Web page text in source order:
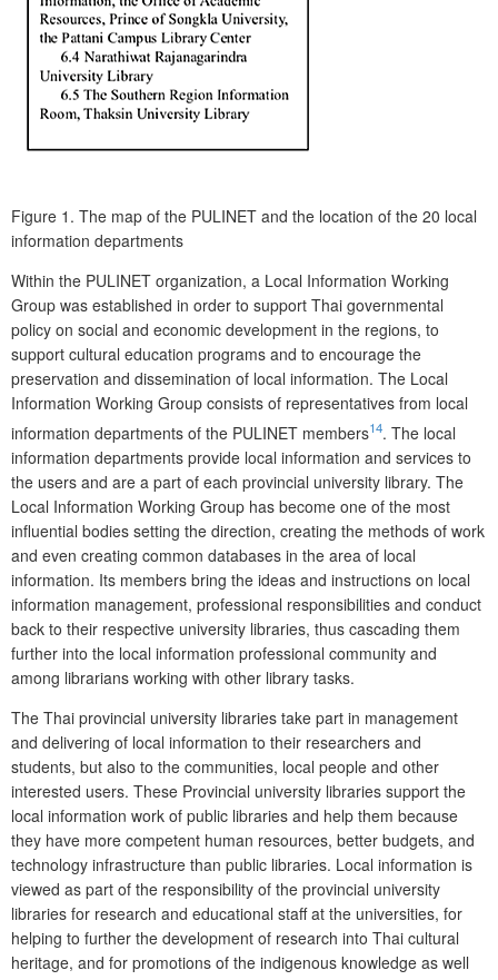
Figure 1. The map of the PULINET and the location of the 20 local
information departments
Within the PULINET organization, a Local Information Working
Group was established in order to support Thai governmental
policy on social and economic development in the regions, to
support cultural education programs and to encourage the
preservation and dissemination of local information. The Local
Information Working Group consists of representatives from local
information departments of the PULINET members14. The local
information departments provide local information and services to
the users and are a part of each provincial university library. The
Local Information Working Group has become one of the most
influential bodies setting the direction, creating the methods of work
and even creating common databases in the area of local
information. Its members bring the ideas and instructions on local
information management, professional responsibilities and conduct
back to their respective university libraries, thus cascading them
further into the local information professional community and
among librarians working with other library tasks.
The Thai provincial university libraries take part in management
and delivering of local information to their researchers and
students, but also to the communities, local people and other
interested users. These Provincial university libraries support the
local information work of public libraries and help them because
they have more competent human resources, better budgets, and
technology infrastructure than public libraries. Local information is
viewed as part of the responsibility of the provincial university
libraries for research and educational staff at the universities, for
helping to further the development of research into Thai cultural
heritage, and for promotions of the indigenous knowledge as well